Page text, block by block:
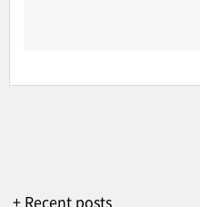
+ Recent posts